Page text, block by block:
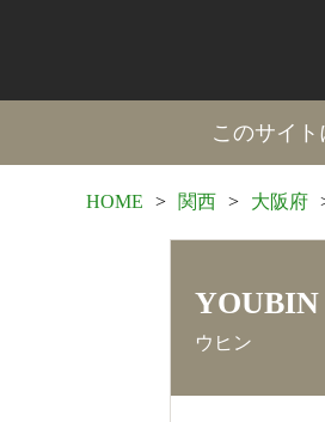
このサイト
HOME > 関西 > 大阪府
ウヒン